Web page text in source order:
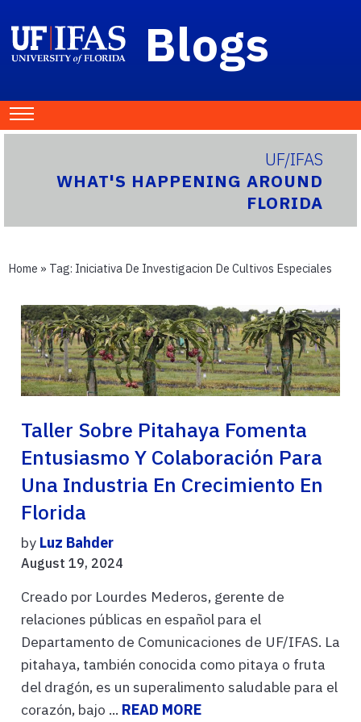
Blogs
UF/IFAS
WHAT'S HAPPENING AROUND
FLORIDA
Home » Tag: Iniciativa De Investigacion De Cultivos Especiales
Taller Sobre Pitahaya Fomenta
Entusiasmo Y Colaboración Para
Una Industria En Crecimiento En
Florida
by Luz Bahder
August 19, 2024
Creado por Lourdes Mederos, gerente de
relaciones públicas en español para el
Departamento de Comunicaciones de UF/IFAS. La
pitahaya, también conocida como pitaya o fruta
del dragón, es un superalimento saludable para el
corazón, bajo ... READ MORE